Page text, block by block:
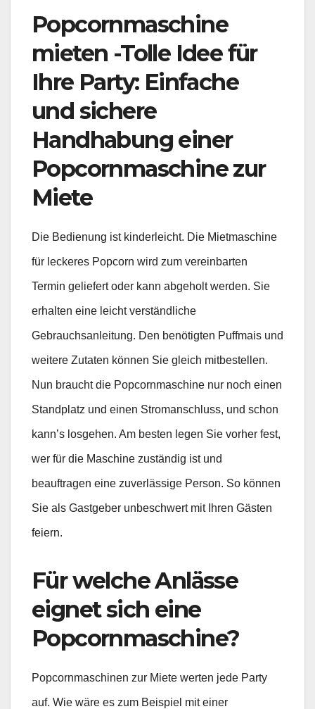
Popcornmaschine
mieten -Tolle Idee für
Ihre Party: Einfache
und sichere
Handhabung einer
Popcornmaschine zur
Miete
Die Bedienung ist kinderleicht. Die Mietmaschine
für leckeres Popcorn wird zum vereinbarten
Termin geliefert oder kann abgeholt werden. Sie
erhalten eine leicht verständliche
Gebrauchsanleitung. Den benötigten Puffmais und
weitere Zutaten können Sie gleich mitbestellen.
Nun braucht die Popcornmaschine nur noch einen
Standplatz und einen Stromanschluss, und schon
kann’s losgehen. Am besten legen Sie vorher fest,
wer für die Maschine zuständig ist und
beauftragen eine zuverlässige Person. So können
Sie als Gastgeber unbeschwert mit Ihren Gästen
feiern.
Für welche Anlässe
eignet sich eine
Popcornmaschine?
Popcornmaschinen zur Miete werten jede Party
auf. Wie wäre es zum Beispiel mit einer